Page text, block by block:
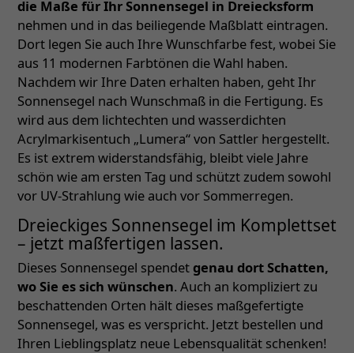
die Maße für Ihr Sonnensegel in Dreiecksform
nehmen und in das beiliegende Maßblatt eintragen.
Dort legen Sie auch Ihre Wunschfarbe fest, wobei Sie
aus 11 modernen Farbtönen die Wahl haben.
Nachdem wir Ihre Daten erhalten haben, geht Ihr
Sonnensegel nach Wunschmaß in die Fertigung. Es
wird aus dem lichtechten und wasserdichten
Acrylmarkisentuch „Lumera“ von Sattler hergestellt.
Es ist extrem widerstandsfähig, bleibt viele Jahre
schön wie am ersten Tag und schützt zudem sowohl
vor UV-Strahlung wie auch vor Sommerregen.
Dreieckiges Sonnensegel im Komplettset
– jetzt maßfertigen lassen.
Dieses Sonnensegel spendet genau dort Schatten,
wo Sie es sich wünschen. Auch an kompliziert zu
beschattenden Orten hält dieses maßgefertigte
Sonnensegel, was es verspricht. Jetzt bestellen und
Ihren Lieblingsplatz neue Lebensqualität schenken!